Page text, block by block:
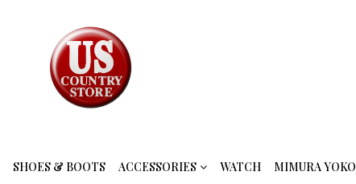
SHOES & BOOTS ACCESSORIES WATCH MIMURA YOKO